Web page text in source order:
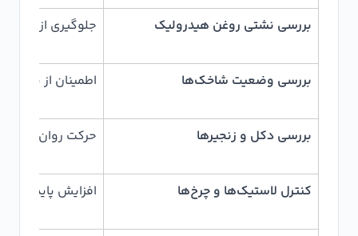
بررسی نشتی روغن هیدرولیک جلوگیری از افت
بررسی وضعیت شاخک‌ها اطمینان از
بررسی دکل و زنجیرها حرکت روان و
کنترل لاستیک‌ها و چرخ‌ها افزایش پایداری